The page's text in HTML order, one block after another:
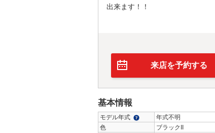
出来ます！！
来店を予約する
基本情報
モデル年式 年式不明
色
ブラックII